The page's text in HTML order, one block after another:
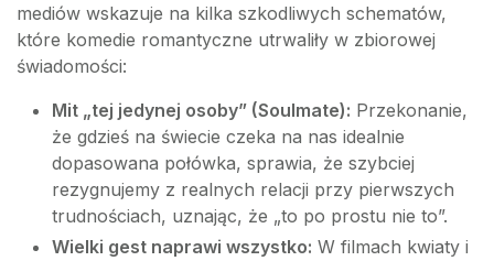
mediów wskazuje na kilka szkodliwych schematów,
które komedie romantyczne utrwaliły w zbiorowej
świadomości:
Mit „tej jedynej osoby” (Soulmate): Przekonanie,
że gdzieś na świecie czeka na nas idealnie
dopasowana połówka, sprawia, że szybciej
rezygnujemy z realnych relacji przy pierwszych
trudnościach, uznając, że „to po prostu nie to”.
Wielki gest naprawi wszystko: W filmach kwiaty i